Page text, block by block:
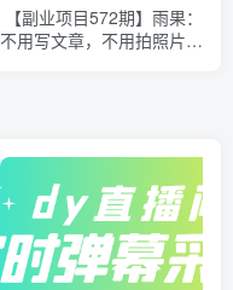
【副业项目572期】雨果：
不用写文章，不用拍照片，